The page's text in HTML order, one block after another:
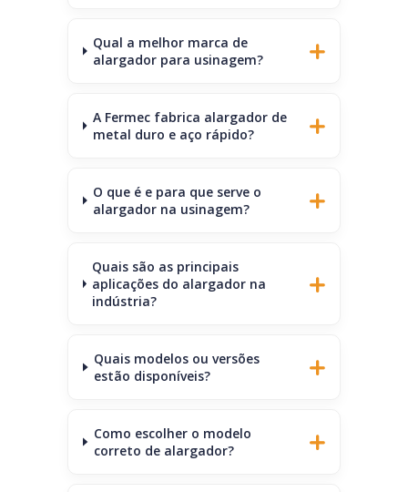
Qual a melhor marca de
alargador para usinagem?
A Fermec fabrica alargador de
metal duro e aço rápido?
O que é e para que serve o
alargador na usinagem?
Quais são as principais
aplicações do alargador na
indústria?
Quais modelos ou versões
estão disponíveis?
Como escolher o modelo
correto de alargador?